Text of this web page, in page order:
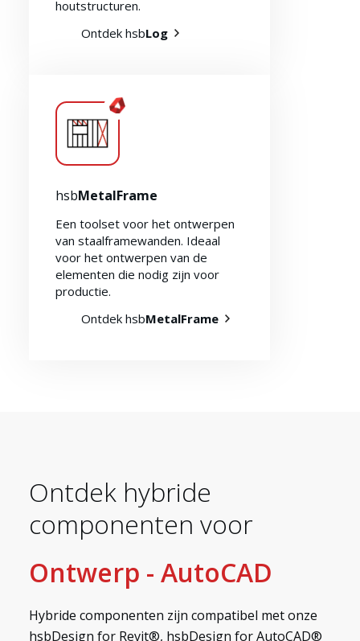
Myhsbcad
houtstructuren.
Ontdek hsbLog
hsbMetalFrame
Een toolset voor het ontwerpen
van staalframewanden. Ideaal
voor het ontwerpen van de
elementen die nodig zijn voor
productie.
Ontdek hsbMetalFrame
Ontdek hybride
componenten voor
Ontwerp - AutoCAD
Hybride componenten zijn compatibel met onze
hsbDesign for Revit®, hsbDesign for AutoCAD®